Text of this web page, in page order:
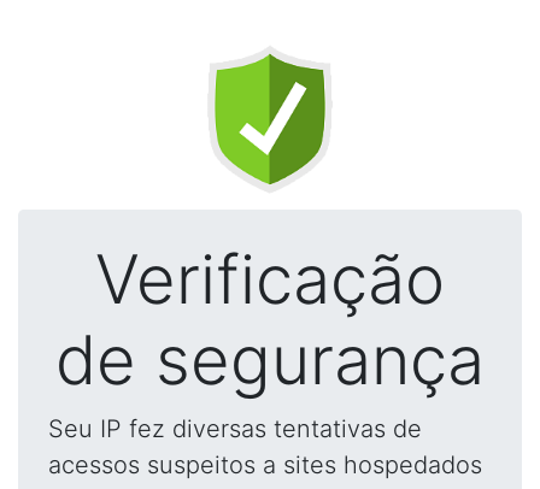
Verificação
de segurança
Seu IP fez diversas tentativas de
acessos suspeitos a sites hospedados